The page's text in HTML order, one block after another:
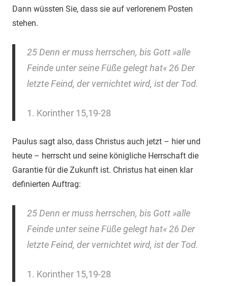
Dann wüssten Sie, dass sie auf verlorenem Posten
stehen.
25 Denn er muss herrschen, bis Gott »alle
Feinde unter seine Füße gelegt hat« 26 Der
letzte Feind, der vernichtet wird, ist der Tod.
1. Korinther 15,19-28
Paulus sagt also, dass Christus auch jetzt – hier und
heute – herrscht und seine königliche Herrschaft die
Garantie für die Zukunft ist. Christus hat einen klar
definierten Auftrag:
25 Denn er muss herrschen, bis Gott »alle
Feinde unter seine Füße gelegt hat« 26 Der
letzte Feind, der vernichtet wird, ist der Tod.
1. Korinther 15,19-28